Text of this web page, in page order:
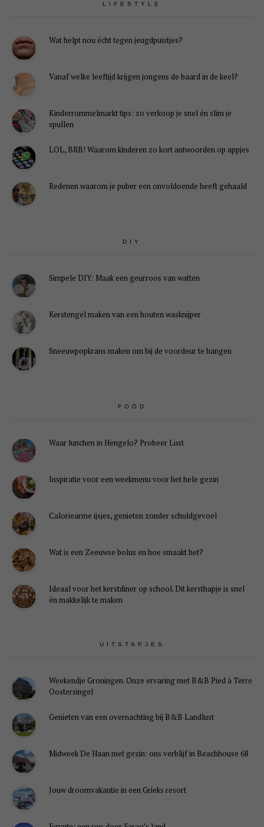
LIFESTYLE
Wat helpt nou écht tegen jeugdpuistjes?
Vanaf welke leeftijd krijgen jongens de baard in de keel?
Kinderrommelmarkt tips: zo verkoop je snel én slim je
spullen
LOL, BRB! Waarom kinderen zo kort antwoorden op appjes
Redenen waarom je puber een onvoldoende heeft gehaald
DIY
Simpele DIY: Maak een geurroos van watten
Kerstengel maken van een houten wasknijper
Sneeuwpopkrans maken om bij de voordeur te hangen
FOOD
Waar lunchen in Hengelo? Probeer Lust
Inspiratie voor een weekmenu voor het hele gezin
Caloriearme ijsjes, genieten zonder schuldgevoel
Wat is een Zeeuwse bolus en hoe smaakt het?
Ideaal voor het kerstdiner op school. Dit kersthapje is snel
én makkelijk te maken
UITSTAPJES
Weekendje Groningen. Onze ervaring met B&B Pied à Terre
Oostersingel
Genieten van een overnachting bij B&B Landlust
Midweek De Haan met gezin: ons verblijf in Beachhouse 68
Jouw droomvakantie in een Grieks resort